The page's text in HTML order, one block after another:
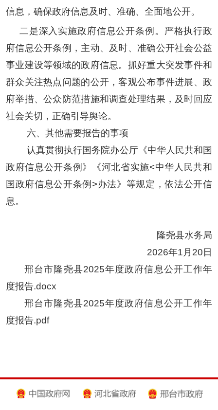
信息，确保政府信息及时、准确、全面地公开。
二是深入实施政府信息公开条例。
严格执行政
府信息公开条例，主动、及时、准确公开社会公益
事业建设等领域的政府信息。抓好重大突发事件和
群众关注热点问题的公开，客观公布事件进展、政
府举措、公众防范措施和调查处理结果，及时回应
社会关切，正确引导舆论。
六、其他需要报告的事项
认真贯彻执行国务院办公厅《中华人民共和国
政府信息公开条例》《河北省实施<中华人民共和
国政府信息公开条例>办法》等规定，依法公开信
息。
隆尧县水务局
2026年1月20日
邢台市隆尧县2025年度政府信息公开工作年
度报告.docx
邢台市隆尧县2025年度政府信息公开工作年
度报告.pdf